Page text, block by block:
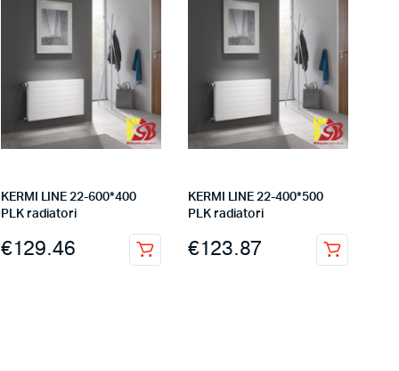
KERMI LINE 22-600*400
PLK radiatori
€129.46
KERMI LINE 22-400*500
PLK radiatori
€123.87